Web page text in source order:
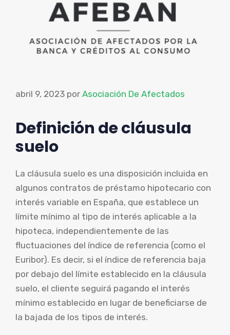
abril 9, 2023 por Asociación De Afectados
Definición de cláusula
suelo
La cláusula suelo es una disposición incluida en
algunos contratos de préstamo hipotecario con
interés variable en España, que establece un
límite mínimo al tipo de interés aplicable a la
hipoteca, independientemente de las
fluctuaciones del índice de referencia (como el
Euribor). Es decir, si el índice de referencia baja
por debajo del límite establecido en la cláusula
suelo, el cliente seguirá pagando el interés
mínimo establecido en lugar de beneficiarse de
la bajada de los tipos de interés.